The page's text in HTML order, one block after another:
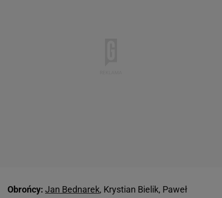
Obrońcy: Jan Bednarek, Krystian Bielik, Paweł